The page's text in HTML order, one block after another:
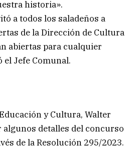
historia».
a todos los saladeños a
de la Dirección de Cultura
abiertas para cualquier
Jefe Comunal.
y Cultura, Walter
algunos detalles del concurso
de la Resolución 295/2023.